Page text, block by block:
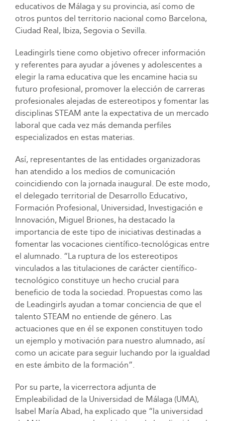
educativos de Málaga y su provincia, así como de
otros puntos del territorio nacional como Barcelona,
Ciudad Real, Ibiza, Segovia o Sevilla.
Leadingirls tiene como objetivo ofrecer información
y referentes para ayudar a jóvenes y adolescentes a
elegir la rama educativa que les encamine hacia su
futuro profesional, promover la elección de carreras
profesionales alejadas de estereotipos y fomentar las
disciplinas STEAM ante la expectativa de un mercado
laboral que cada vez más demanda perfiles
especializados en estas materias.
Así, representantes de las entidades organizadoras
han atendido a los medios de comunicación
coincidiendo con la jornada inaugural. De este modo,
el delegado territorial de Desarrollo Educativo,
Formación Profesional, Universidad, Investigación e
Innovación, Miguel Briones, ha destacado la
importancia de este tipo de iniciativas destinadas a
fomentar las vocaciones científico-tecnológicas entre
el alumnado. “La ruptura de los estereotipos
vinculados a las titulaciones de carácter científico-
tecnológico constituye un hecho crucial para
beneficio de toda la sociedad. Propuestas como las
de Leadingirls ayudan a tomar conciencia de que el
talento STEAM no entiende de género. Las
actuaciones que en él se exponen constituyen todo
un ejemplo y motivación para nuestro alumnado, así
como un acicate para seguir luchando por la igualdad
en este ámbito de la formación”.
Por su parte, la vicerrectora adjunta de
Empleabilidad de la Universidad de Málaga (UMA),
Isabel María Abad, ha explicado que “la universidad